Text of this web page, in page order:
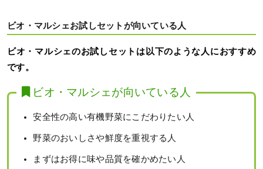
ビオ・マルシェお試しセットが向いている人
ビオ・マルシェのお試しセットは以下のような人におすすめ
です。
ビオ・マルシェが向いている人
安全性の高い有機野菜にこだわりたい人
野菜のおいしさや鮮度を重視する人
まずはお得に味や品質を確かめたい人